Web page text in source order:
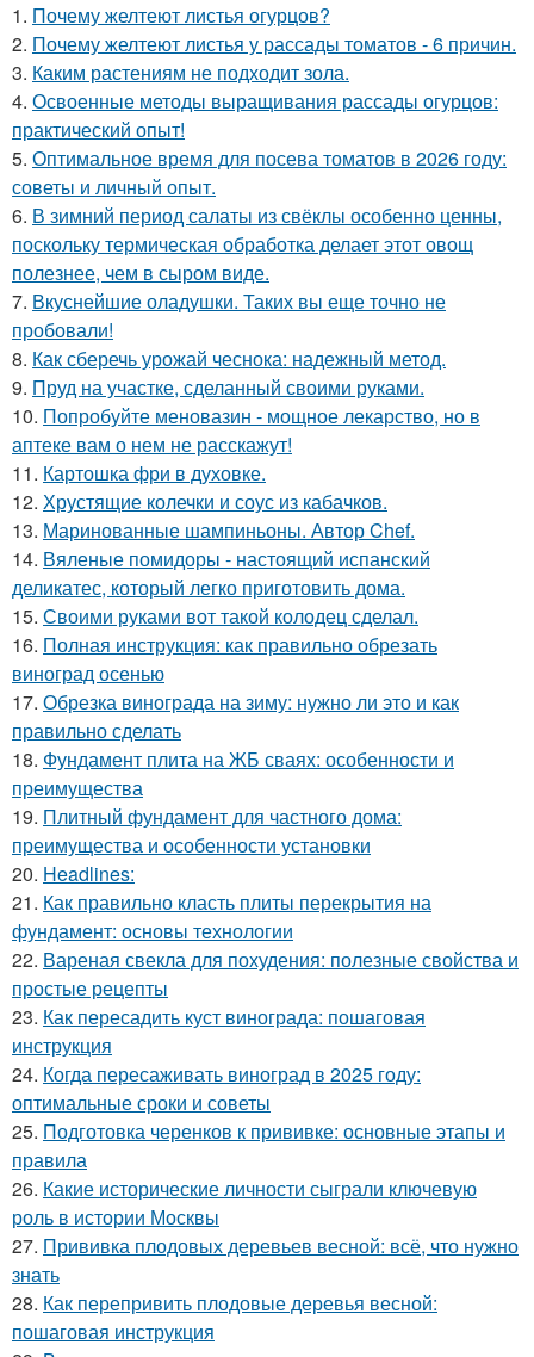
1. Почему желтеют листья огурцов?
2. Почему желтеют листья у рассады томатов - 6 причин.
3. Каким растениям не подходит зола.
4. Освоенные методы выращивания рассады огурцов:
практический опыт!
5. Оптимальное время для посева томатов в 2026 году:
советы и личный опыт.
6. В зимний период салаты из свёклы особенно ценны,
поскольку термическая обработка делает этот овощ
полезнее, чем в сыром виде.
7. Вкуснейшие оладушки. Таких вы еще точно не
пробовали!
8. Как сберечь урожай чеснока: надежный метод.
9. Пруд на участке, сделанный своими руками.
10. Попробуйте меновазин - мощное лекарство, но в
аптеке вам о нем не расскажут!
11. Картошка фри в духовке.
12. Хрустящие колечки и соус из кабачков.
13. Маринованные шампиньоны. Автор Chef.
14. Вяленые помидоры - настоящий испанский
деликатес, который легко приготовить дома.
15. Своими руками вот такой колодец сделал.
16. Полная инструкция: как правильно обрезать
виноград осенью
17. Обрезка винограда на зиму: нужно ли это и как
правильно сделать
18. Фундамент плита на ЖБ сваях: особенности и
преимущества
19. Плитный фундамент для частного дома:
преимущества и особенности установки
20. Headlines:
21. Как правильно класть плиты перекрытия на
фундамент: основы технологии
22. Вареная свекла для похудения: полезные свойства и
простые рецепты
23. Как пересадить куст винограда: пошаговая
инструкция
24. Когда пересаживать виноград в 2025 году:
оптимальные сроки и советы
25. Подготовка черенков к прививке: основные этапы и
правила
26. Какие исторические личности сыграли ключевую
роль в истории Москвы
27. Прививка плодовых деревьев весной: всё, что нужно
знать
28. Как перепривить плодовые деревья весной:
пошаговая инструкция